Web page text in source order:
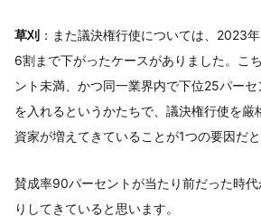
草刈 ：また議決権行使については、2023
6割まで下がったケースがありました。こ
ント未満、かつ同一業界内で下位25パー
を入れるというかたちで、議決権行使を厳
資家が増えてきていることが1つの要因だと
賛成率90パーセントが当たり前だった時
りしてきていると思います。